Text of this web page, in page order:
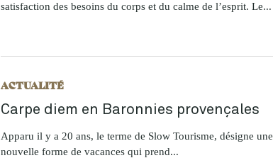
satisfaction des besoins du corps et du calme de l’esprit. Le...
ACTUALITÉ
Carpe diem en Baronnies provençales
Apparu il y a 20 ans, le terme de Slow Tourisme, désigne une
nouvelle forme de vacances qui prend...